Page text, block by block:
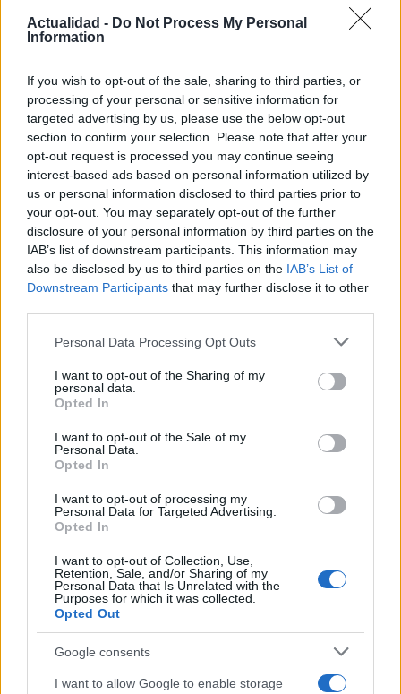
Actualidad - Do Not Process My Personal
Information
If you wish to opt-out of the sale, sharing to third parties, or
processing of your personal or sensitive information for
targeted advertising by us, please use the below opt-out
section to confirm your selection. Please note that after your
opt-out request is processed you may continue seeing
interest-based ads based on personal information utilized by
us or personal information disclosed to third parties prior to
your opt-out. You may separately opt-out of the further
disclosure of your personal information by third parties on the
IAB’s list of downstream participants. This information may
also be disclosed by us to third parties on the IAB’s List of
Downstream Participants that may further disclose it to other
Please note that this website/app uses one or more Google
not limited to your visit or usage behaviour. You may click to
grant or deny consent to Google and its third-party tags to
use your data for below specified purposes in below Google
consent section.
Personal Data Processing Opt Outs
I want to opt-out of the Sharing of my
personal data.
Opted In
I want to opt-out of the Sale of my
Personal Data.
Opted In
I want to opt-out of processing my
Personal Data for Targeted Advertising.
Opted In
I want to opt-out of Collection, Use,
Retention, Sale, and/or Sharing of my
Personal Data that Is Unrelated with the
Purposes for which it was collected.
Opted Out
Google consents
I want to allow Google to enable storage
El notable cambio físico de Isabel Díaz
Ayuso
En su regreso al trabajo al frente de…
GENTE
Bárbara Rey sobre su asistencia al
Senado: «Voy a ir»
Bárbara Rey ha asegurado a Isabel Rábago, que…
GENTE